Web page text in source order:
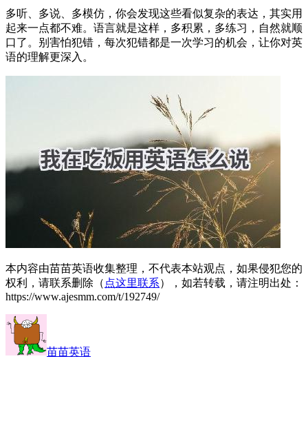
多听、多说、多模仿，你会发现这些看似复杂的表达，其实用
起来一点都不难。语言就是这样，多积累，多练习，自然就顺
口了。别害怕犯错，每次犯错都是一次学习的机会，让你对英
语的理解更深入。
本内容由苗苗英语收集整理，不代表本站观点，如果侵犯您的
权利，请联系删除（ 点这里联系），如若转载，请注明出处：
https://www.ajesmm.com/t/192749/
苗苗英语